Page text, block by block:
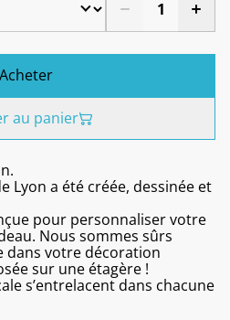
Acheter
au panier
Lyon a été créée, dessinée et
pour personnaliser votre
Nous sommes sûrs
dans votre décoration
sur une étagère !
s’entrelacent dans chacune